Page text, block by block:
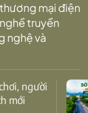
mại điện
truyền
nghệ và
mới